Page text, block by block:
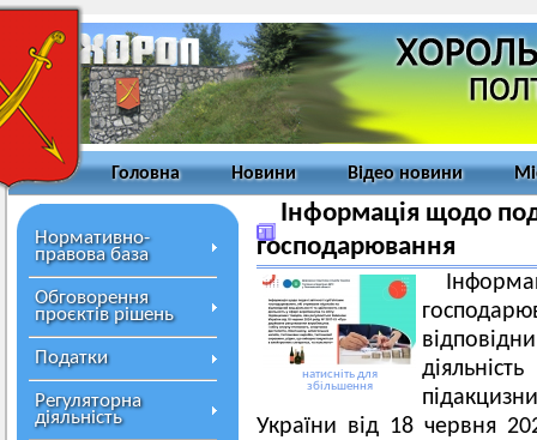
Головна Новини Відео новини
Нормативно-
правова база
Обговорення
проєктів рішень
Податки
Регуляторна
діяльність
Інформація щодо
господарювання
натисніть для
збільшення
України від 18 червня